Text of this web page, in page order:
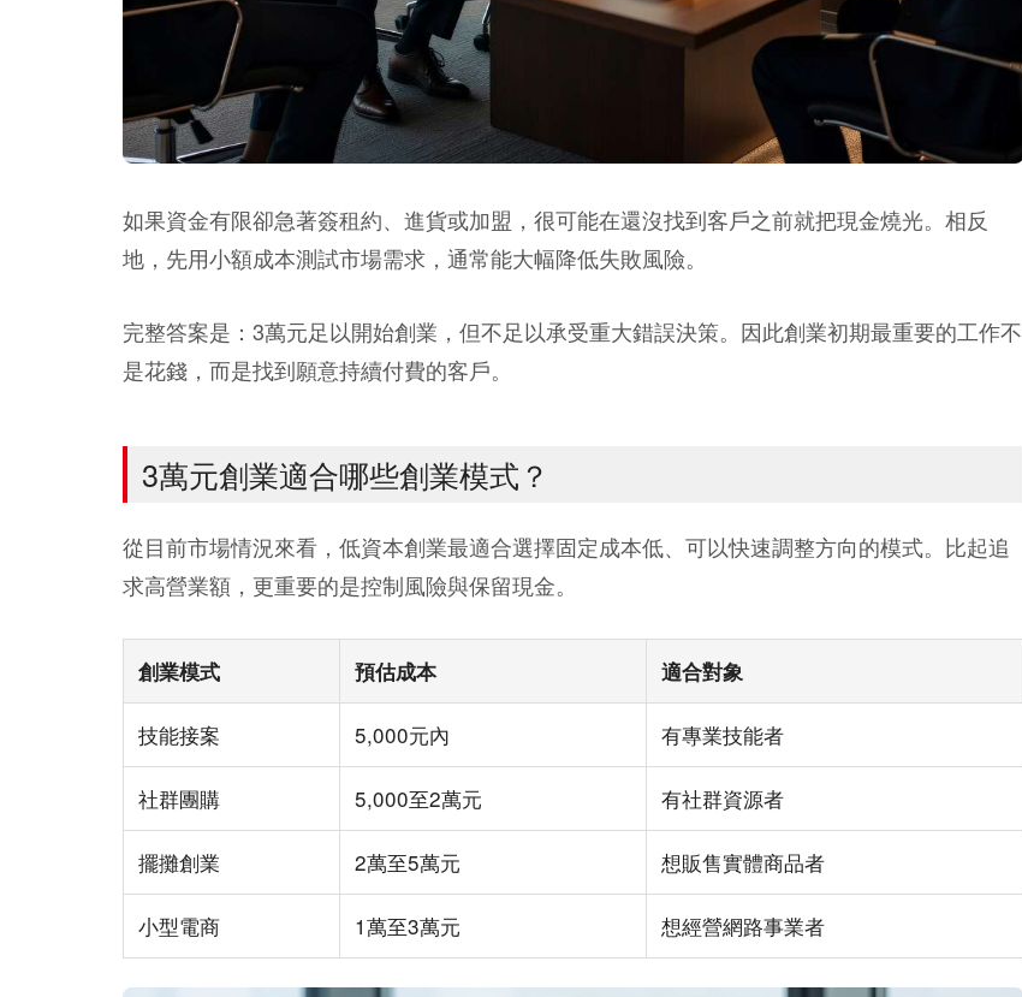
如果資金有限卻急著簽租約、進貨或加盟，很可能在還沒找到客戶之前就把現金燒光。相反
地，先用小額成本測試市場需求，通常能大幅降低失敗風險。
完整答案是：3萬元足以開始創業，但不足以承受重大錯誤決策。因此創業初期最重要的工作不
是花錢，而是找到願意持續付費的客戶。
3萬元創業適合哪些創業模式？
從目前市場情況來看，低資本創業最適合選擇固定成本低、可以快速調整方向的模式。比起追
求高營業額，更重要的是控制風險與保留現金。
創業模式 預估成本 適合對象
技能接案 5,000元內 有專業技能者
社群團購 5,000至2萬元 有社群資源者
擺攤創業 2萬至5萬元 想販售實體商品者
小型電商 1萬至3萬元 想經營網路事業者